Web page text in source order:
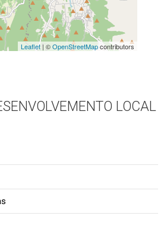
Leaflet| ©OpenStreetMapcontributors
LOCAL